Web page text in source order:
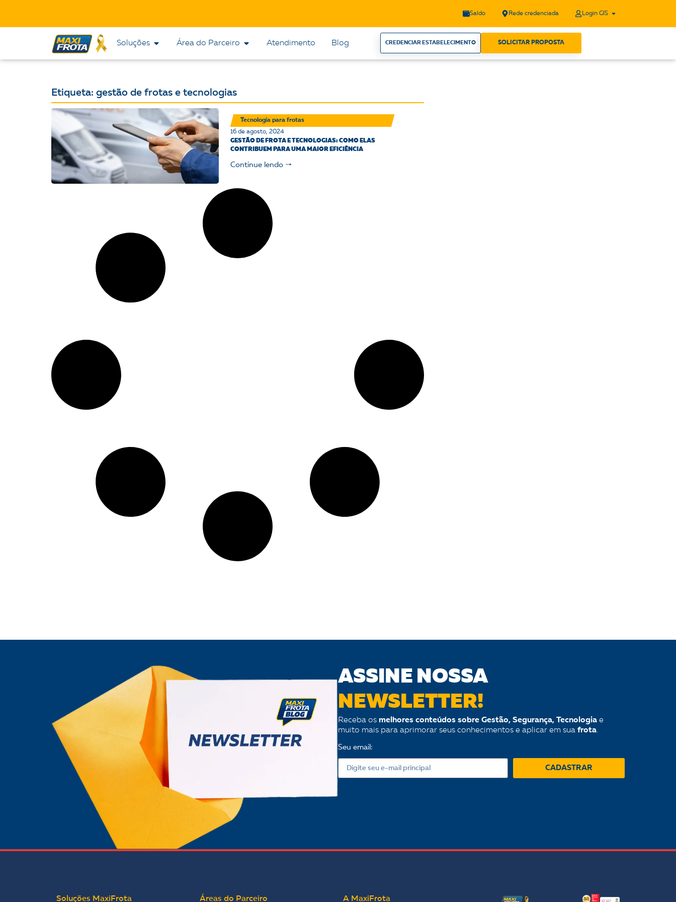
Saldo Rede credenciada Login GIS
Soluções Área do Parceiro Atendimento Blog CREDENCIAR ESTABELECIMENTO SOLICITAR PROPOSTA
Etiqueta: gestão de frotas e tecnologias
Tecnologia para frotas
16 de agosto, 2024
GESTÃO DE FROTA E TECNOLOGIAS: COMO ELAS
CONTRIBUEM PARA UMA MAIOR EFICIÊNCIA
Continue lendo 🠒
ASSINE NOSSA
NEWSLETTER!
Receba os melhores conteúdos sobre Gestão, Segurança, Tecnologia e
muito mais para aprimorar seus conhecimentos e aplicar em sua frota.
Seu email:
CADASTRAR
Soluções MaxiFrota Áreas do Parceiro A MaxiFrota